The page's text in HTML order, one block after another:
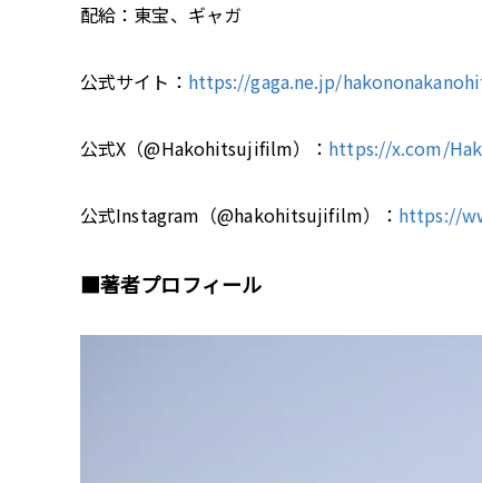
配給：東宝、ギャガ
公式サイト： https://gaga.ne.jp/
公式X（@Hakohitsujifilm）： https://x.com/
公式Instagram（@hakohitsujifilm）： https://
■著者プロフィール